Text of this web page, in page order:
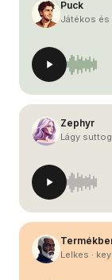
Puck
Játékos és
Zephyr
Lágy
Lelkes ·